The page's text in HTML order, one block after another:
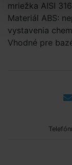
mriežka AISI
Materiál ABS:
vystavenia
Vhodné pre